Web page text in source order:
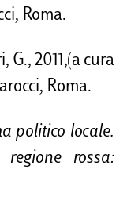
Roma.
G., 2011,(a cura
Roma.
politico locale.
rossa: